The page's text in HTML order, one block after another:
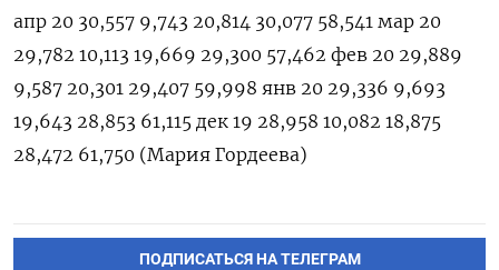
апр 20 30,557 9,743 20,814 30,077 58,541 мар 20
29,782 10,113 19,669 29,300 57,462 фев 20 29,889
9,587 20,301 29,407 59,998 янв 20 29,336 9,693
19,643 28,853 61,115 дек 19 28,958 10,082 18,875
28,472 61,750 (Мария Гордеева)
ПОДПИСАТЬСЯ НА ТЕЛЕГРАМ